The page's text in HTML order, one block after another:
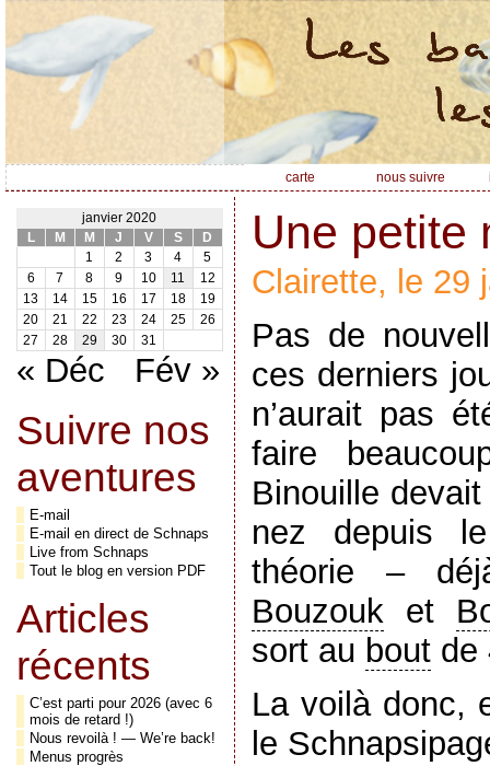
carte nous suivre
janvier 2020
L
M M J V S
D
1
2 3 4
5
6
7 8 9 10 11
12
13
14 15 16 17 18
19
20
21 22 23 24 25
26
27
28 29 30 31
« Déc Fév »
Suivre nos
aventures
E-mail
E-mail en direct de Schnaps
Live from Schnaps
Tout le blog en version PDF
Articles
récents
C’est parti pour 2026 (avec 6
mois de retard !)
Nous revoilà ! — We’re back!
Menus progrès
Une petite
Clairette, le 29
Pas de
ces derniers
n’aurait pas
faire
Binouille
nez depuis
théorie –
Bouzouk et
sort au boutde
La voilà donc,
le